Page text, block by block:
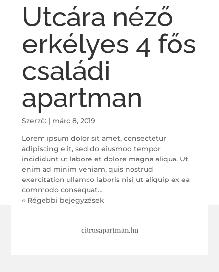
Utcára néző
erkélyes 4 fős
családi
apartman
Szerző: | márc 8, 2019
Lorem ipsum dolor sit amet, consectetur
adipiscing elit, sed do eiusmod tempor
incididunt ut labore et dolore magna aliqua. Ut
enim ad minim veniam, quis nostrud
exercitation ullamco laboris nisi ut aliquip ex ea
commodo consequat…
« Régebbi bejegyzések
citrusapartman.hu